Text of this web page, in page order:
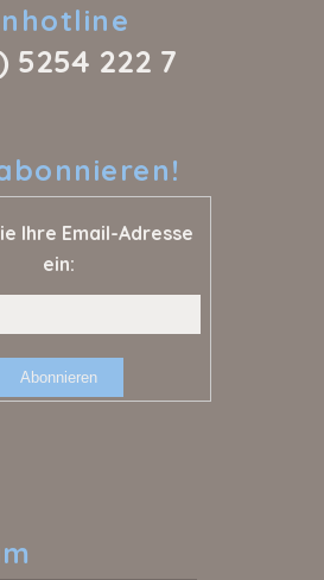
5254 222 7
Ihre Email-Adresse
ein: